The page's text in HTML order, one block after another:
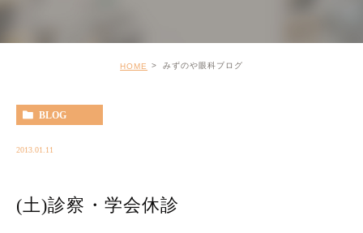
HOME みずのや眼科ブログ
BLOG
2013.01.11
(土)診察・学会休診